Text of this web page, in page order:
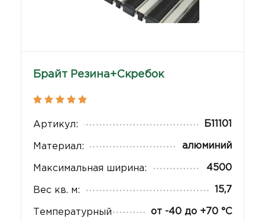
Брайт Резина+Скребок
Артикул: Б11101
Материал: алюминий
Максимальная ширина: 4500
Вес кв. м: 15,7
Температурный
от -40 до +70 °C